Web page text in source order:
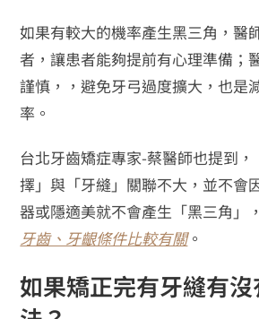
如果有較大的機率產生黑三角，醫
者，讓患者能夠提前有心理準備；
謹慎，，避免牙弓過度擴大，也是
率。
台北牙齒矯症專家-蔡醫師也提到
擇」與「牙縫」關聯不大，並不會
器或隱適美就不會產生「黑三角」
牙齒、牙齦條件比較有關。
如果矯正完有牙縫有